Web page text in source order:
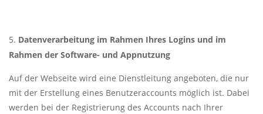
Datenverarbeitung im Rahmen Ihres Logins und im
Rahmen der Software- und Appnutzung
Auf der Webseite wird eine Dienstleitung angeboten, die nur
mit der Erstellung eines Benutzeraccounts möglich ist. Dabei
werden bei der Registrierung des Accounts nach Ihrer